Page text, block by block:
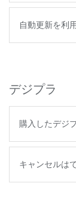
自動更新を利
デジプラ
購入したデジ
キャンセルは